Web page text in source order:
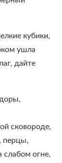
кубики,
ушла
дайте
сковороде,
перцы,
огне,